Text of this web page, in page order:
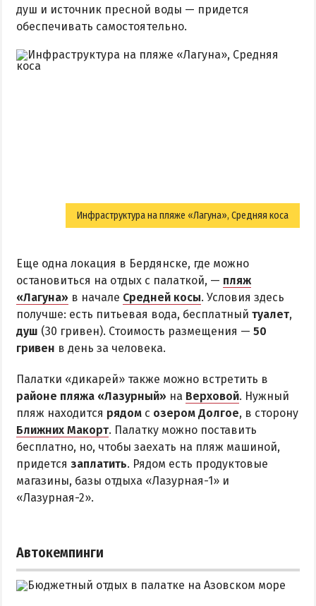
душ и источник пресной воды — придется
обеспечивать самостоятельно.
Инфраструктура на пляже «Лагуна», Средняя коса
Еще одна локация в Бердянске, где можно
остановиться на отдых с палаткой, — пляж
«Лагуна» в начале Средней косы. Условия здесь
получше: есть питьевая вода, бесплатный туалет,
душ (30 гривен). Стоимость размещения — 50
гривен в день за человека.
Палатки «дикарей» также можно встретить в
районе пляжа «Лазурный» на Верховой. Нужный
пляж находится рядом с озером Долгое, в сторону
Ближних Макорт. Палатку можно поставить
бесплатно, но, чтобы заехать на пляж машиной,
придется заплатить. Рядом есть продуктовые
магазины, базы отдыха «Лазурная-1» и
«Лазурная-2».
Автокемпинги